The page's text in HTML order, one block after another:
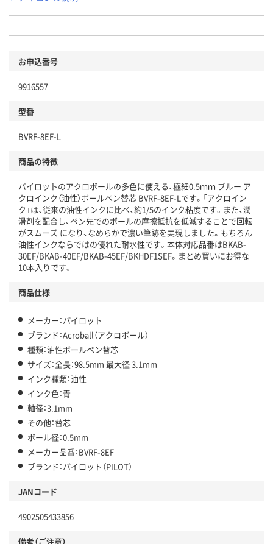
お申込番号
9916557
型番
BVRF-8EF-L
商品の特徴
パイロットのアクロボールの多色に使える、極細0.5ｍｍ ブルー ア
クロインク（油性）ボールペン替芯 BVRF-8EF-Lです。「アクロイン
ク」は、従来の油性インクに比べ、約1/5のインク粘度です。また、潤
滑剤を配合し、ペン先でのボールの摩擦抵抗を低減することで回転
がスムーズ になり、なめらかで濃い筆跡を実現しました。もちろん
油性インクならではの優れた耐水性です。本体対応品番はBKAB-
30EF/BKAB-40EF/BKAB-45EF/BKHDF1SEF。まとめ買いにお得な
10本入りです。
商品仕様
メーカー：パイロット
ブランド：Acroball（アクロボール）
種類：油性ボールペン替芯
サイズ：全長：98.5mm 最大径 3.1mm
インク種類：油性
インク色：青
軸径：3.1mm
その他：替芯
ボール径：0.5mm
メーカー品番：BVRF-8EF
ブランド：パイロット（PILOT）
JANコード
4902505433856
備考（ご注意）